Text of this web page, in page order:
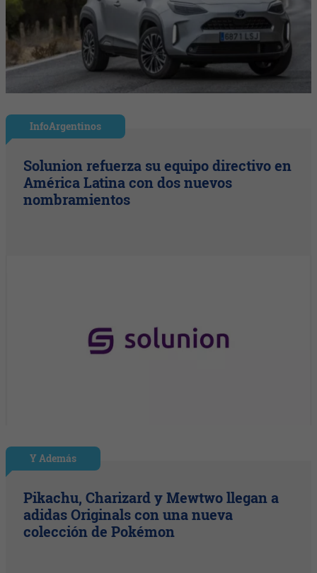
InfoArgentinos
Solunion refuerza su equipo directivo en
América Latina con dos nuevos
nombramientos
Y Además
Pikachu, Charizard y Mewtwo llegan a
adidas Originals con una nueva
colección de Pokémon